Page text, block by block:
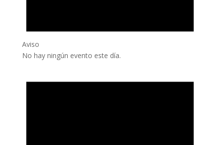
Aviso
No hay ningún evento este día.